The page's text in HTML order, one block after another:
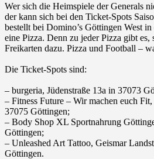
Wer sich die Heimspiele der Generals
der kann sich bei den Ticket-Spots
bestellt bei Domino’s Göttingen West
eine Pizza. Denn zu jeder Pizza gibt es,
Freikarten dazu. Pizza und Football –
Die Ticket-Spots sind:
– burgeria, Jüdenstraße 13a in 37073
– Fitness Future – Wir machen euch Fit
37075 Göttingen;
– Body Shop XL Sportnahrung
Göttingen;
– Unleashed Art Tattoo, Geismar
Göttingen.